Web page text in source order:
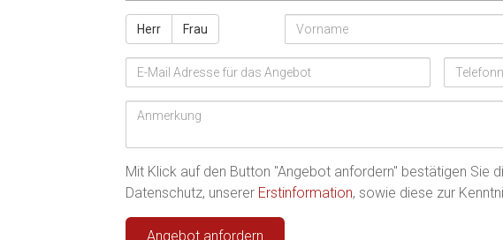
Anrede
Herr Frau Vorname
E-Mail
Anmerkung
Mit Klick auf den Button "Angebot anfordern" bestätigen Sie
Datenschutz, unserer Erstinformation, sowie diese zur